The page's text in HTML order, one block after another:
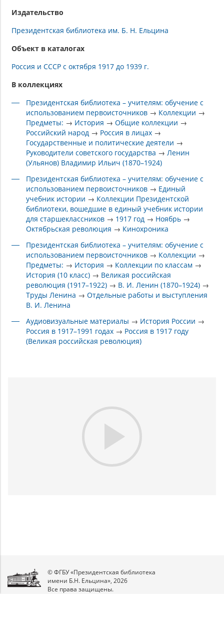
Издательство
Президентская библиотека им. Б. Н. Ельцина
Объект в каталогах
Россия и СССР с октября 1917 до 1939 г.
В коллекциях
Президентская библиотека – учителям: обучение с
использованием первоисточников → Коллекции →
Предметы: → История →Общие коллекции →
Российский народ → Россия в лицах →
Государственные и политические деятели →
Руководители советского государства →Ленин
(Ульянов) Владимир Ильич (1870–1924)
Президентская библиотека – учителям: обучение с
использованием первоисточников → Единый
учебник истории → Коллекции Президентской
библиотеки, вошедшие в единый учебник истории
для старшеклассников → 1917 год → Ноябрь →
Октябрьская революция → Кинохроника
Президентская библиотека – учителям: обучение с
использованием первоисточников → Коллекции →
Предметы: → История → Коллекции по классам →
История (10 класс) → Великая российская
революция (1917–1922) → В. И. Ленин (1870–1924) →
Труды Ленина →Отдельные работы и выступления
В. И. Ленина
Аудиовизуальные материалы → История России →
Россия в 1917–1991 годах → Россия в 1917 году
(Великая российская революция)
Play
Video
© ФГБУ «Президентская библиотека
имени Б.Н. Ельцина», 2026
Все права защищены.